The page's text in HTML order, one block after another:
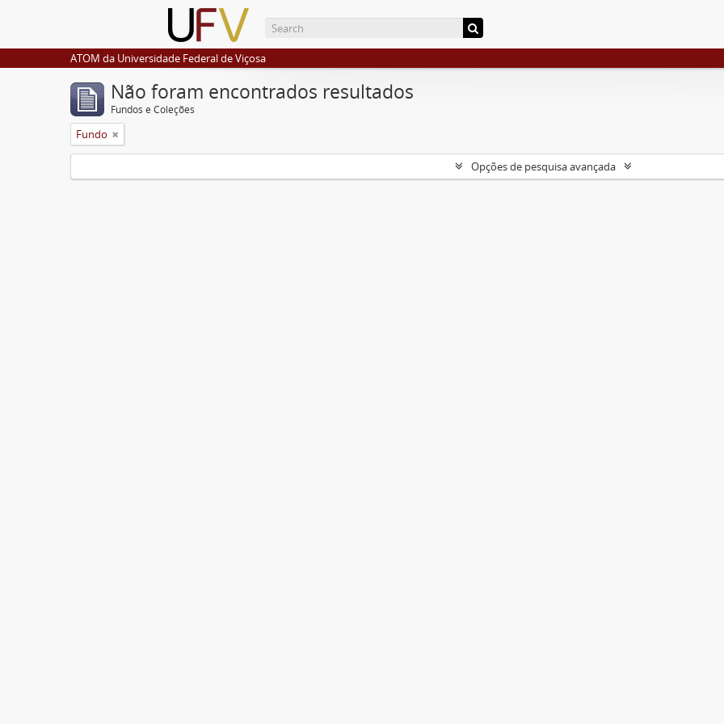
ATOM da Universidade Federal de Viçosa
Não foram encontrados resultados
Fundos e Coleções
Fundo
Opções de pesquisa avançada